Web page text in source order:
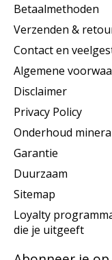
Betaalmethoden
Verzenden &
Contact en
Algemene
Disclaimer
Privacy Policy
Onderhoud
Garantie
Duurzaam
Sitemap
Loyalty
die je uitgeeft